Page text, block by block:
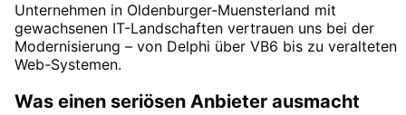
Unternehmen in Oldenburger-Muensterland mit
gewachsenen IT-Landschaften vertrauen uns bei der
Modernisierung – von Delphi über VB6 bis zu veralteten
Web-Systemen.
Was einen seriösen Anbieter ausmacht